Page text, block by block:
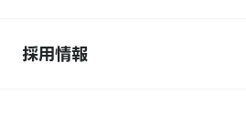
採用情報